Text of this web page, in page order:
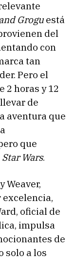
Grogu está
del
con
tan
Pero el
2 horas y 12
de
aventura que
que
Star Wars.
Weaver,
oficial de
impulsa
de
solo a los